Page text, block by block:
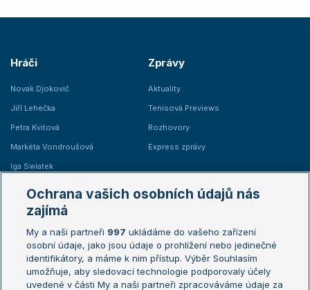
Hráči
Novak Djokovič
Jiří Lehečka
Petra Kvitová
Markéta Vondroušová
Iga Swiatek
Zprávy
Aktuality
Tenisová Previews
Rozhovory
Express zprávy
Žebříčky
Žebříček ATP (muži)
Žebříček WTA (ženy)
Sázkařský žebříček
Australian Open
French Open
Wimbledon
Ochrana vašich osobních údajů nás
zajímá
My a naši partneři 997 ukládáme do vašeho zařízení
osobní údaje, jako jsou údaje o prohlížení nebo jedinečné
identifikátory, a máme k nim přístup. Výběr Souhlasím
umožňuje, aby sledovací technologie podporovaly účely
uvedené v části My a naši partneři zpracováváme údaje za